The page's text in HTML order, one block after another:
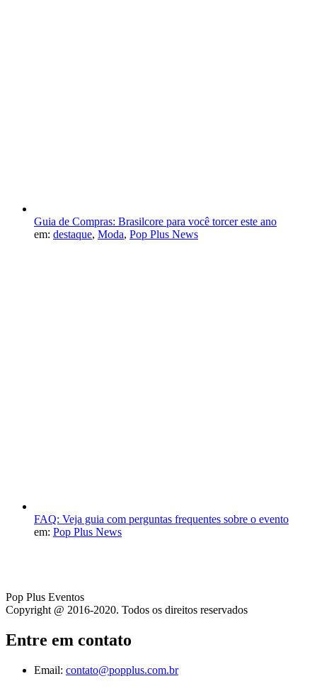
Guia de Compras: Brasilcore para você torcer este ano
em: destaque, Moda, Pop Plus News
FAQ: Veja guia com perguntas frequentes sobre o evento
em: Pop Plus News
Pop Plus Eventos
Copyright @ 2016-2020. Todos os direitos reservados
Entre em contato
Email: contato@popplus.com.br